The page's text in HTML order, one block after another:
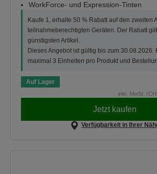
WorkForce- und Expression-Tinten
Kaufe 1, erhalte 50 % Rabatt auf den zweiten
teilnahmeberechtigten Geräten. Der Rabatt
günstigsten Artikel.
Dieses Angebot ist gültig bis zum 30.08.2026.
maximal 3 Einheiten pro Produkt und
Auf Lager
inkl. MwSt.
Jetzt kaufen
Verfügbarkeit in Ihrer